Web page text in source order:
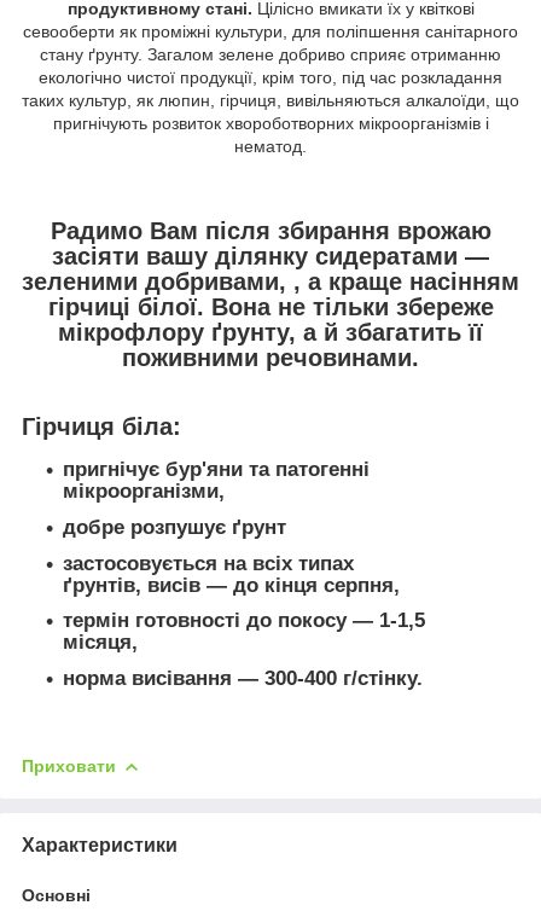
продуктивному стані. Цілісно вмикати їх у квіткові
севооберти як проміжні культури, для поліпшення санітарного
стану ґрунту. Загалом зелене добриво сприяє отриманню
екологічно чистої продукції, крім того, під час розкладання
таких культур, як люпин, гірчиця, вивільняються алкалоїди, що
пригнічують розвиток хвороботворних мікроорганізмів і
нематод.
Радимо Вам після збирання врожаю
засіяти вашу ділянку сидератами —
зеленими добривами, , а краще насінням
гірчиці білої. Вона не тільки збереже
мікрофлору ґрунту, а й збагатить її
поживними речовинами.
Гірчиця біла:
пригнічує бур'яни та патогенні
мікроорганізми,
добре розпушує ґрунт
застосовується на всіх типах
ґрунтів, висів ― до кінця серпня,
термін готовності до покосу — 1-1,5
місяця,
норма висівання — 300-400 г/стінку.
Приховати
Характеристики
Основні